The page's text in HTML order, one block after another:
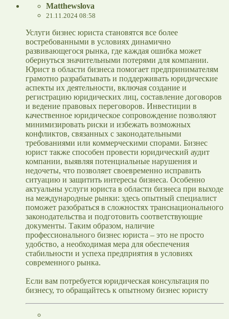
Matthewslova
21.11.2024 08:58
Услуги бизнес юриста становятся все более
востребованными в условиях динамично
развивающегося рынка, где каждая ошибка может
обернуться значительными потерями для компании.
Юрист в области бизнеса помогает предпринимателям
грамотно разрабатывать и поддерживать юридические
аспекты их деятельности, включая создание и
регистрацию юридических лиц, составление договоров
и ведение правовых переговоров. Инвестиции в
качественное юридическое сопровождение позволяют
минимизировать риски и избежать возможных
конфликтов, связанных с законодательными
требованиями или коммерческими спорами. Бизнес
юрист также способен провести юридический аудит
компании, выявляя потенциальные нарушения и
недочеты, что позволяет своевременно исправить
ситуацию и защитить интересы бизнеса. Особенно
актуальны услуги юриста в области бизнеса при выходе
на международные рынки: здесь опытный специалист
поможет разобраться в сложностях транснационального
законодательства и подготовить соответствующие
документы. Таким образом, наличие
профессионального бизнес юриста – это не просто
удобство, а необходимая мера для обеспечения
стабильности и успеха предприятия в условиях
современного рынка.
Если вам потребуется юридическая консультация по
бизнесу, то обращайтесь к опытному бизнес юристу